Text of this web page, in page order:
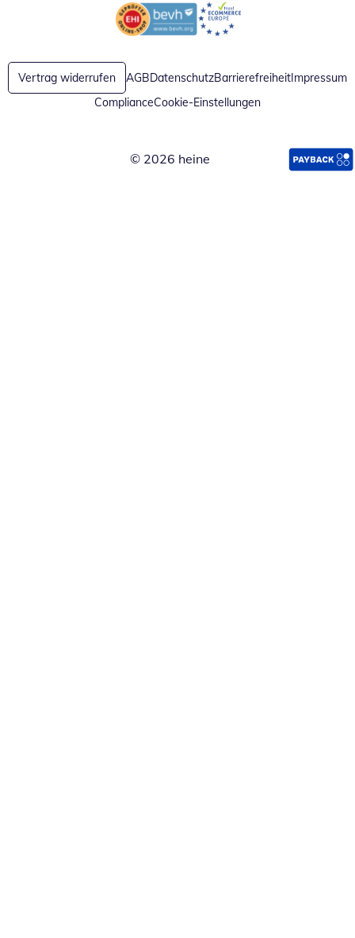
Öffnet in neuem FensterÖffnet in neuem Fenster
Vertrag widerrufen AGBDatenschutzBarrierefreiheitImpressum
ComplianceCookie-Einstellungen
© 2026 heine